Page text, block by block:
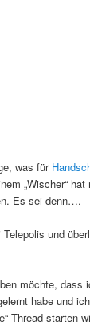
was für
„Wischer“
Es sei denn….
und
möchte, dass
habe und
Thread starten